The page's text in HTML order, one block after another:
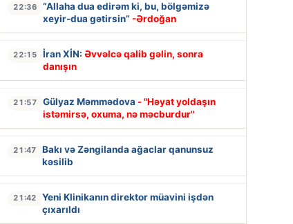
22:36
“Allaha dua edirəm ki, bu, bölgəmizə
xeyir-dua gətirsin” -Ərdoğan
22:15 İran XİN: Əvvəlcə qalib gəlin, sonra
danışın
21:57 Gülyaz Məmmədova - "Həyat yoldaşın
istəmirsə, oxuma, nə məcburdur"
21:47
Bakı və Zəngilanda ağaclar qanunsuz
kəsilib
21:42
Yeni Klinikanın direktor müavini işdən
çıxarıldı